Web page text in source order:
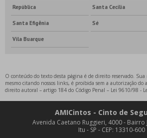
República Santa Cecília
Santa Efigênia Sé
Vila Buarque
O conteúdo do texto desta página é de direito reservado.
mesmo citando nossos links, é proibida sem a autorização do
direito autoral – artigo 184 do Código Penal – Lei 9610/98 -
AMICintos - Cinto de
Avenida Caetano Ruggieri, 4000 -
Itu - SP - CEP: 13310-600